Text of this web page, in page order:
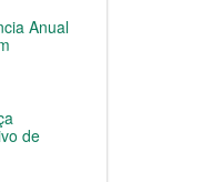
Anual
de